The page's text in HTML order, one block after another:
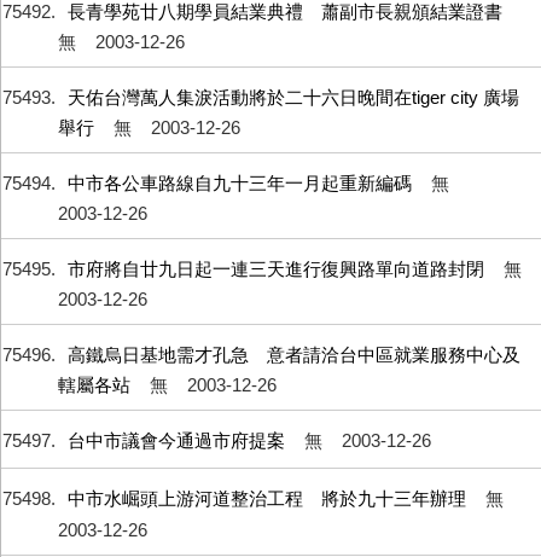
75492
長青學苑廿八期學員結業典禮 蕭副市長親頒結業證書
無
2003-12-26
75493
天佑台灣萬人集淚活動將於二十六日晚間在tiger city 廣場
舉行
無 2003-12-26
75494 中市各公車路線自九十三年一月起重新編碼
無
2003-12-26
75495 市府將自廿九日起一連三天進行復興路單向道路封閉
無
2003-12-26
75496
高鐵烏日基地需才孔急 意者請洽台中區就業服務中心及
轄屬各站
無 2003-12-26
75497 台中市議會今通過市府提案 無 2003-12-26
75498 中市水崛頭上游河道整治工程 將於九十三年辦理
無
2003-12-26